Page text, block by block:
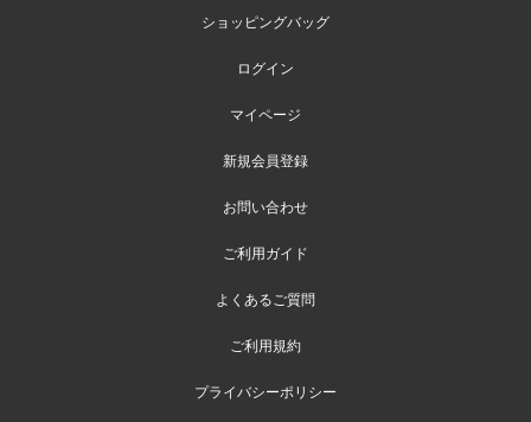
ショッピングバッグ
ログイン
マイページ
新規会員登録
お問い合わせ
ご利用ガイド
よくあるご質問
ご利用規約
プライバシーポリシー